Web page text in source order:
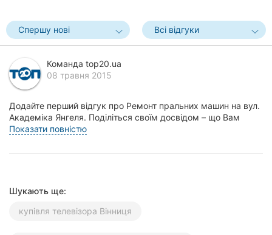
Полтава
Чернігів
Черкаси
Суми
Івано-
Луцьк
Ужгород
Спершу нові Всі відгуки
Команда top20.ua
08 травня 2015
Додайте перший відгук про Ремонт пральних машин на вул.
Академіка Янгеля. Поділіться своїм досвідом – що Вам
сподобалось, а що ні! Це допоможе іншим ж...
Показати повністю
Шукають ще:
купівля телевізора Вінниця